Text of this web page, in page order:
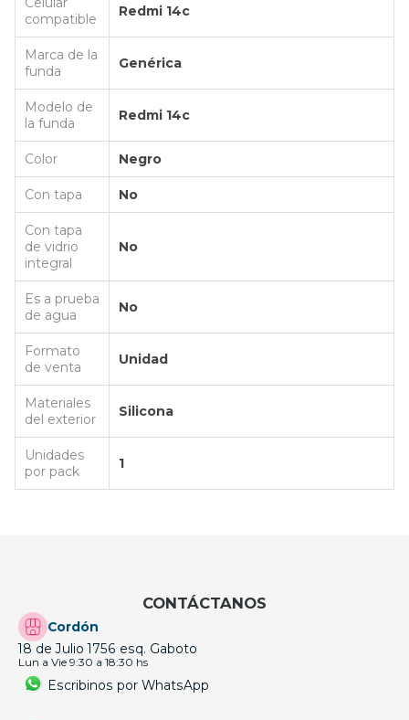
compatible
Redmi 14c
Marca de la
funda
Genérica
Modelo de
la funda
Redmi 14c
Color Negro
Con tapa No
Con tapa
de vidrio
integral
No
Es a prueba
de agua
No
Formato
de venta
Unidad
Materiales
del exterior
Silicona
Unidades
por pack
1
CONTÁCTANOS
Cordón
18 de Julio 1756 esq. Gaboto
Lun a Vie 9:30 a 18:30 hs
Escribinos por WhatsApp